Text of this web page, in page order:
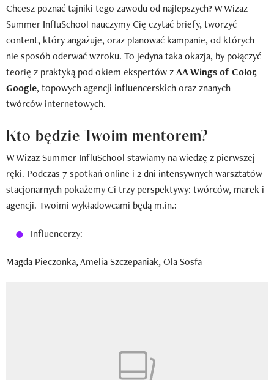
Chcesz poznać tajniki tego zawodu od najlepszych? W Wizaz
Summer InfluSchool nauczymy Cię czytać briefy, tworzyć
content, który angażuje, oraz planować kampanie, od których
nie sposób oderwać wzroku. To jedyna taka okazja, by połączyć
teorię z praktyką pod okiem ekspertów zAA Wings of Color,
Google, topowych agencji influencerskich oraz znanych
twórców internetowych.
Kto będzie Twoim mentorem?
W Wizaz Summer InfluSchool stawiamy na wiedzę z pierwszej
ręki. Podczas 7 spotkań online i 2 dni intensywnych warsztatów
stacjonarnych pokażemy Ci trzy perspektywy: twórców, marek i
agencji. Twoimi wykładowcami będą m.in.:
Influencerzy:
Magda Pieczonka, Amelia Szczepaniak, Ola Sosfa